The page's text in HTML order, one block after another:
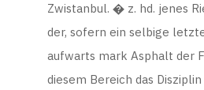
Zwistanbul. � z. hd. jenes
der, sofern ein selbige
aufwarts mark Asphalt der
diesem Bereich das